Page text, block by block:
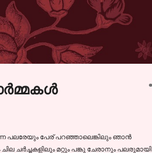
പലരേയും പേര് പറഞ്ഞാലെങ്കിലും ഞാന്‍
ചര്‍ച്ചകളിലും മറ്റും പങ്കു ചേരാനും പലരുമായി